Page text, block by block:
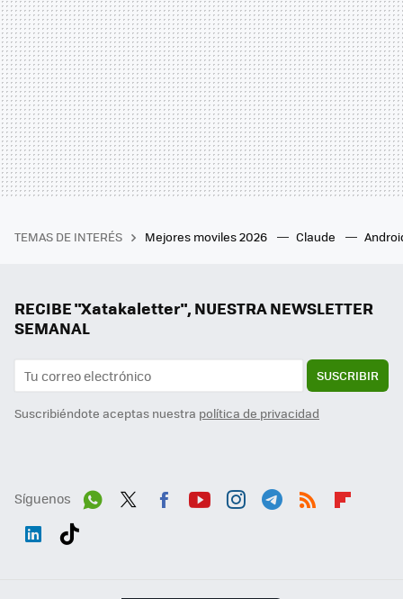
TEMAS DE INTERÉS Mejores moviles 2026 Claude
RECIBE "Xatakaletter", NUESTRA NEWSLETTER
SEMANAL
SUSCRIBIR
Suscribiéndote aceptas nuestra política de privacidad
Síguenos